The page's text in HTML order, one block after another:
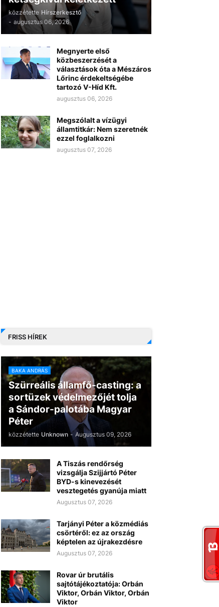
közzétette Hírszerkesztő
- augusztus 06, 2026
Megnyerte első
közbeszerzését a
választások óta a Mészáros
Lőrinc érdekeltségébe
tartozó V-Híd Kft.
augusztus 06, 2026
Megszólalt a vízügyi
államtitkár: Nem szeretnék
ezzel foglalkozni
augusztus 07, 2026
FRISS HÍREK
BAKA ANDRÁS
Szürreális államfő-casting: a
sortüzek védelmezőjét tolja
a Sándor-palotába Magyar
Péter
közzétette Unknown - Augusztus 09, 2026
A Tiszás rendőrség
vizsgálja Szijjártó Péter
BYD-s kinevezését
vesztegetés gyanúja miatt
Augusztus 07, 2026
Tarjányi Péter a közmédiás
csörtéről: ez az ország
képtelen az újrakezdésre
Augusztus 07, 2026
Rovar úr brutális
sajtótájékoztatója: Orbán
Viktor, Orbán Viktor, Orbán
Viktor